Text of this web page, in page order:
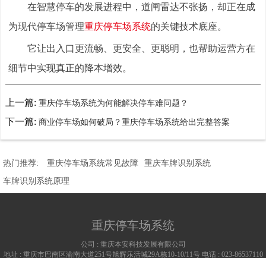
在智慧停车的发展进程中，道闸雷达不张扬，却正在成
为现代停车场管理重庆停车场系统的关键技术底座。
它让出入口更流畅、更安全、更聪明，也帮助运营方在
细节中实现真正的降本增效。
上一篇: 重庆停车场系统为何能解决停车难问题？
下一篇: 商业停车场如何破局？重庆停车场系统给出完整答案
热门推荐: 重庆停车场系统常见故障
重庆车牌识别系统
车牌识别系统原理
重庆停车场系统
公司 : 重庆本安科技发展有限公司
地址 : 重庆市巴南区渝南大道251号旭辉乐活城29A栋10-10/11号 电话 : 023-86537110